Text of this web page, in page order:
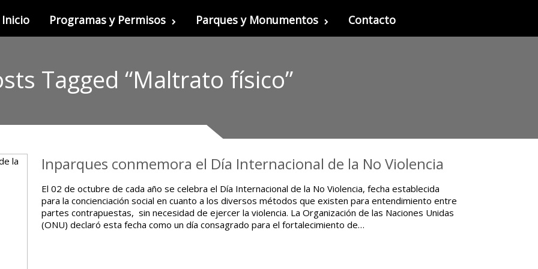
Inicio Programas y Permisos Parques y Monumentos Contacto
Tagged “Maltrato físico”
Inparques conmemora el Día Internacional de la No Violencia
El 02 de octubre de cada año se celebra el Día Internacional de la No Violencia, fecha establecida
para la concienciación social en cuanto a los diversos métodos que existen para entendimiento entre
partes contrapuestas, sin necesidad de ejercer la violencia. La Organización de las Naciones Unidas
(ONU) declaró esta fecha como un día consagrado para el fortalecimiento de…